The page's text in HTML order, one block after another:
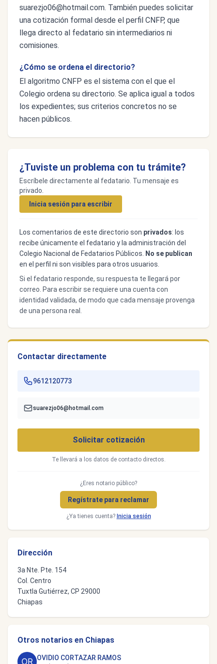
suarezjo06@hotmail.com. También puedes solicitar
una cotización formal desde el perfil CNFP, que
llega directo al fedatario sin intermediarios ni
comisiones.
¿Cómo se ordena el directorio?
El algoritmo CNFP es el sistema con el que el
Colegio ordena su directorio. Se aplica igual a todos
los expedientes; sus criterios concretos no se
hacen públicos.
¿Tuviste un problema con tu trámite?
Escríbele directamente al fedatario. Tu mensaje es
privado.
Inicia sesión para escribir
Los comentarios de este directorio son privados: los
recibe únicamente el fedatario y la administración del
Colegio Nacional de Fedatarios Públicos.
No se publican
en el perfil ni son visibles para otros usuarios.
Si el fedatario responde, su respuesta te llegará por
correo. Para escribir se requiere una cuenta con
identidad validada, de modo que cada mensaje provenga
de una persona real.
Contactar directamente
9612120773
suarezjo06@hotmail.com
Solicitar cotización
Te llevará a los datos de contacto directos.
¿Eres notario público?
Regístrate para reclamar
¿Ya tienes cuenta? Inicia sesión
Dirección
3a Nte. Pte. 154
Col. Centro
Tuxtla Gutiérrez, CP 29000
Chiapas
Otros notarios en Chiapas
OVIDIO CORTAZAR RAMOS